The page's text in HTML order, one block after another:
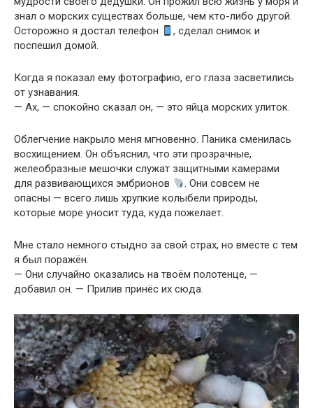
знал о морских существах больше, чем кто-либо другой.
Осторожно я достал телефон
, сделал снимок и
поспешил домой.
Когда я показал ему фотографию, его глаза засветились
от узнавания.
— Ах, — спокойно сказал он, — это яйца морских улиток.
Облегчение накрыло меня мгновенно. Паника сменилась
восхищением. Он объяснил, что эти прозрачные,
желеобразные мешочки служат защитными камерами
для развивающихся эмбрионов
. Они совсем не
опасны — всего лишь хрупкие колыбели природы,
которые море уносит туда, куда пожелает.
Мне стало немного стыдно за свой страх, но вместе с тем
я был поражён.
— Они случайно оказались на твоём полотенце, —
добавил он. — Прилив принёс их сюда.